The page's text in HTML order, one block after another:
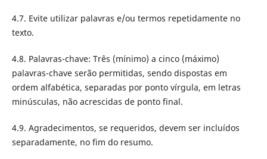
4.7. Evite utilizar palavras e/ou termos repetidamente no
texto.
4.8. Palavras-chave: Três (mínimo) a cinco (máximo)
palavras-chave serão permitidas, sendo dispostas em
ordem alfabética, separadas por ponto vírgula, em letras
minúsculas, não acrescidas de ponto final.
4.9. Agradecimentos, se requeridos, devem ser incluídos
separadamente, no fim do resumo.